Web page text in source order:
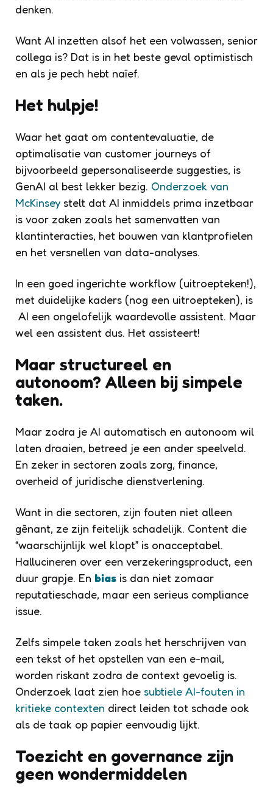
denken.
Want AI inzetten alsof het een volwassen, senior
collega is? Dat is in het beste geval optimistisch
en als je pech hebt naïef.
Het hulpje!
Waar het gaat om contentevaluatie, de
optimalisatie van customer journeys of
bijvoorbeeld gepersonaliseerde suggesties, is
GenAI al best lekker bezig. Onderzoek van
McKinsey stelt dat AI inmiddels prima inzetbaar
is voor zaken zoals het samenvatten van
klantinteracties, het bouwen van klantprofielen
en het versnellen van data-analyses.
In een goed ingerichte workflow (uitroepteken!),
met duidelijke kaders (nog een uitroepteken), is
AI een ongelofelijk waardevolle assistent. Maar
wel een assistent dus. Het assisteert!
Maar structureel en
autonoom? Alleen bij simpele
taken.
Maar zodra je AI automatisch en autonoom wil
laten draaien, betreed je een ander speelveld.
En zeker in sectoren zoals zorg, finance,
overheid of juridische dienstverlening.
Want in die sectoren, zijn fouten niet alleen
gênant, ze zijn feitelijk schadelijk. Content die
“waarschijnlijk wel klopt” is onacceptabel.
Hallucineren over een verzekeringsproduct, een
duur grapje. En bias is dan niet zomaar
reputatieschade, maar een serieus compliance
issue.
Zelfs simpele taken zoals het herschrijven van
een tekst of het opstellen van een e-mail,
worden riskant zodra de context gevoelig is.
Onderzoek laat zien hoe subtiele AI-fouten in
kritieke contexten direct leiden tot schade ook
als de taak op papier eenvoudig lijkt.
Toezicht en governance zijn
geen wondermiddelen